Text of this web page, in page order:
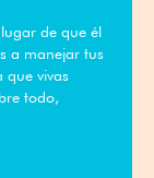
de que él
a manejar tus
que vivas
todo,